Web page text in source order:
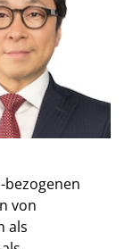
von
als